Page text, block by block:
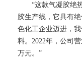
“这款气凝胶绝热
胶生产线，它具有
色化工企业迈进，
料。2022年，公司
万元。”